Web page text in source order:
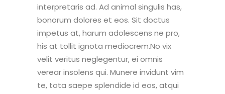
interpretaris ad. Ad animal singulis has,
bonorum dolores et eos. Sit doctus
impetus at, harum adolescens ne pro,
his at tollit ignota mediocrem.No vix
velit veritus neglegentur, ei omnis
verear insolens qui. Munere invidunt vim
te, tota saepe splendide id eos, atqui